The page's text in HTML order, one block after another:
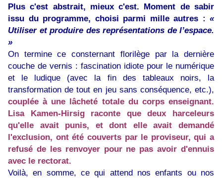
Plus c'est abstrait, mieux c'est. Moment de sabir
issu du programme, choisi parmi mille autres : «
Utiliser et produire des représentations de l’espace.
»
On termine ce consternant florilège par la dernière
couche de vernis : fascination idiote pour le numérique
et le ludique (avec la fin des tableaux noirs, la
transformation de tout en jeu sans conséquence, etc.),
couplée à une lâcheté totale du corps enseignant.
Lisa Kamen-Hirsig raconte que deux harceleurs
qu'elle avait punis, et dont elle avait demandé
l'exclusion, ont été couverts par le proviseur, qui a
refusé de les renvoyer pour ne pas avoir d'ennuis
avec le rectorat.
Voilà, en somme, ce qui attend nos enfants ou nos